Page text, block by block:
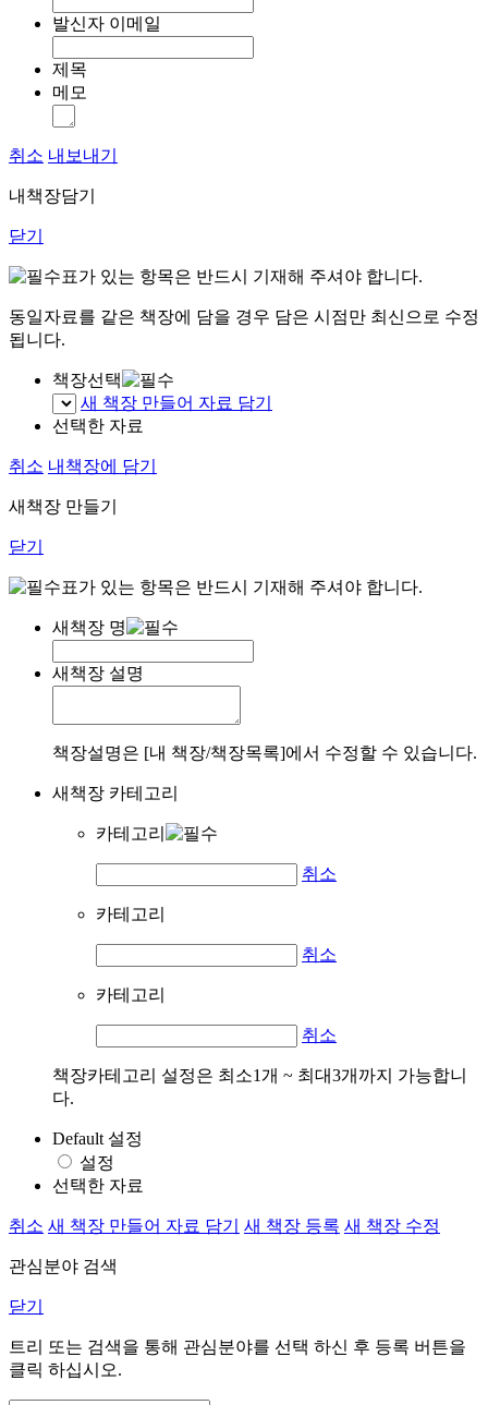
발신자 이메일
제목
메모
취소 내보내기
내책장담기
닫기
표가 있는 항목은 반드시 기재해 주셔야 합니다.
동일자료를 같은 책장에 담을 경우 담은 시점만 최신으로 수정
됩니다.
책장선택
새 책장 만들어 자료 담기
선택한 자료
취소 내책장에 담기
새책장 만들기
닫기
표가 있는 항목은 반드시 기재해 주셔야 합니다.
새책장 명
새책장 설명
책장설명은 [내 책장/책장목록]에서 수정할 수 있습니다.
새책장 카테고리
카테고리
취소
카테고리
취소
카테고리
취소
책장카테고리 설정은 최소1개 ~ 최대3개까지 가능합니
다.
Default 설정
설정
선택한 자료
취소 새 책장 만들어 자료 담기 새 책장 등록 새 책장 수정
관심분야 검색
닫기
트리 또는 검색을 통해 관심분야를 선택 하신 후 등록 버튼을
클릭 하십시오.